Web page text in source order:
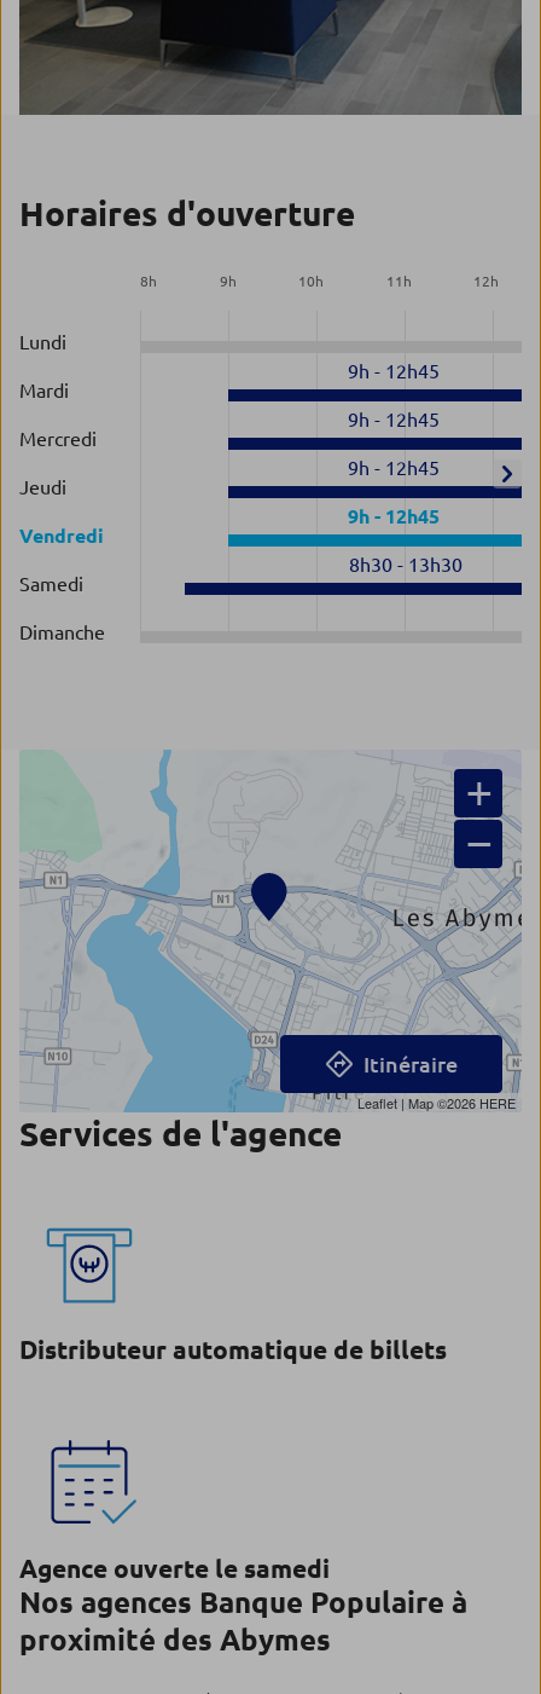
Horaires d'ouverture
8h 9h 10h 11 h 12h
Lundi
Mardi
9h - 12h45
Mercredi
9h - 12h45
Jeudi
9h - 12h45
Vendredi
9h - 12h45
Samedi
8h30- 13h30
Dimanche
+
−
Leaflet | Map ©2026 HERE
Itinéraire
Services de l'agence
Distributeur automatique de billets
Agence ouverte le samedi
Nos agences Banque Populaire à
proximité des Abymes